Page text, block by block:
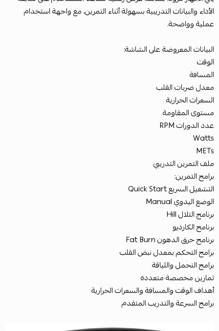
الأداء والبيانات التدريبية بسهولة أثناء التمرين، مع واجهة استخدام
عملية وواضحة.
البيانات المعروضة على الشاشة:
الوقت
المسافة
معدل ضربات القلب
السعرات الحرارية
مستوى المقاومة
عدد الدورات RPM
Watts
METs
ملف التمرين التدريبي
برامج التمرين:
التشغيل السريع Quick Start
الوضع اليدوي Manual
برنامج التلال Hill
برنامج الكارديو
برنامج حرق الدهون Fat Burn
برامج التحكم بمعدل نبض القلب
برامج التحمل واللياقة
تمارين مخصصة متعددة
أهداف الوقت والمسافة والسعرات الحرارية
برامج السرعة والتدريب المتقدم